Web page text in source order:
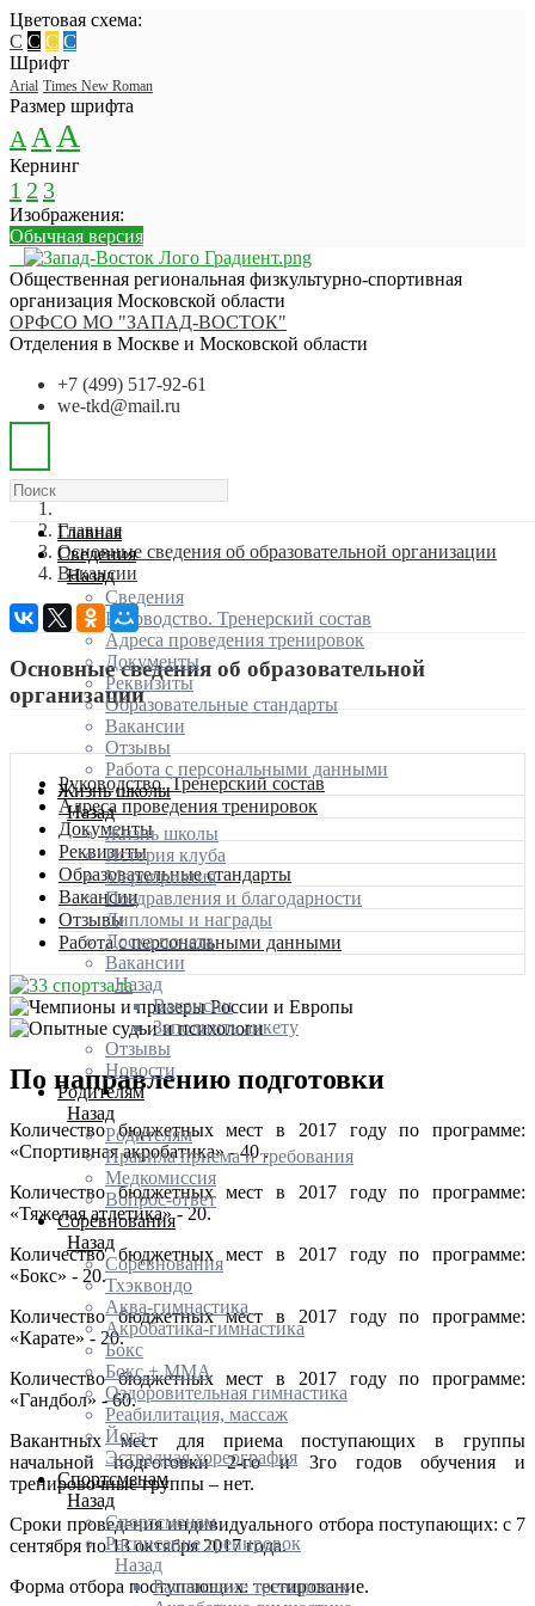
Цветовая схема:
C C C C
Шрифт
Arial Times New Roman
Размер шрифта
A A A
Кернинг
1 2 3
Изображения:
Обычная версия
Общественная региональная физкультурно-спортивная
организация Московской области
ОРФСО МО "ЗАПАД-ВОСТОК"
Отделения в Москве и Московской области
+7 (499) 517-92-61
we-tkd@mail.ru
Главная
Сведения
Назад
Сведения
Руководство. Тренерский состав
Адреса проведения тренировок
Документы
Реквизиты
Образовательные стандарты
Вакансии
Отзывы
Работа с персональными данными
Жизнь школы
Назад
Жизнь школы
История клуба
Мероприятия
Поздравления и благодарности
Дипломы и награды
Доска почета
Вакансии
Назад
Вакансии
Заполнить анкету
Отзывы
Новости
Родителям
Назад
Родителям
Правила приема и требования
Медкомиссия
Вопрос-ответ
Соревнования
Назад
Соревнования
Тхэквондо
Аква-гимнастика
Акробатика-гимнастика
Бокс
Бокс + MMA
Оздоровительная гимнастика
Реабилитация, массаж
Йога
Эстрадная хореография
Спортсменам
Назад
Спортсменам
Расписание тренировок
Назад
Расписание тренировок
Главная
Основные сведения об образовательной организации
Вакансии
Основные сведения об образовательной
организации
Руководство. Тренерский состав
Адреса проведения тренировок
Документы
Реквизиты
Образовательные стандарты
Вакансии
Отзывы
Работа с персональными данными
По направлению подготовки
Количество бюджетных мест в 2017 году по программе:
«Спортивная акробатика» - 40 .
Количество бюджетных мест в 2017 году по программе:
«Тяжелая атлетика» - 20.
Количество бюджетных мест в 2017 году по программе:
«Бокс» - 20.
Количество бюджетных мест в 2017 году по программе:
«Карате» - 20.
Количество бюджетных мест в 2017 году по программе:
«Гандбол» - 60.
Вакантных мест для приема поступающих в группы
начальной подготовки 2-го и 3го годов обучения и
тренировочные группы – нет.
Сроки проведения индивидуального отбора поступающих: с 7
сентября по 13 октября 2017 года.
Форма отбора поступающих: тестирование.